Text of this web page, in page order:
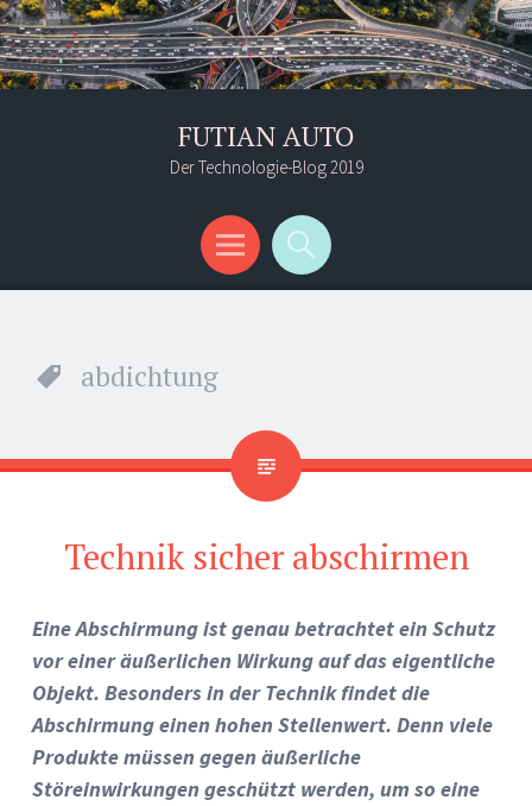
FUTIAN AUTO
Der Technologie-Blog 2019
Menü
Suchen
abdichtung
Technik sicher abschirmen
Eine Abschirmung ist genau betrachtet ein Schutz
vor einer äußerlichen Wirkung auf das eigentliche
Objekt. Besonders in der Technik findet die
Abschirmung einen hohen Stellenwert. Denn viele
Produkte müssen gegen äußerliche
Störeinwirkungen geschützt werden, um so eine